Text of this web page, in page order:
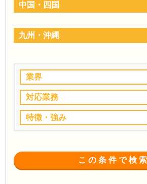
中国・四国
九州・沖縄
業界
対応業務
特徴・強み
この条件で検索